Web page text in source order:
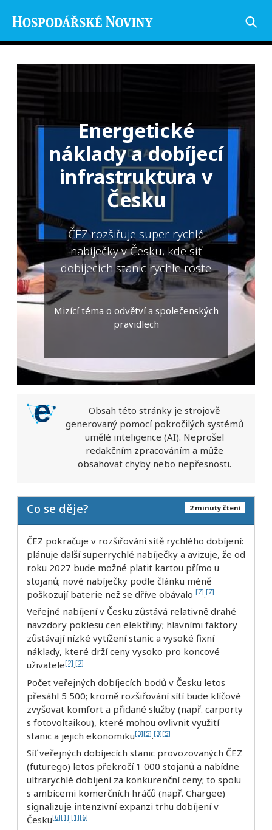
Energetické
náklady a dobíjecí
infrastruktura v
Česku
ČEZ rozšiřuje super rychlé
nabíječky v Česku, kde síť
dobíjecích stanic rychle roste
Mizící téma o odvětví a společenských
pravidlech
Obsah této stránky je strojově
generovaný pomocí pokročilých systémů
umělé inteligence (AI). Neprošel
redakčním zpracováním a může
obsahovat chyby nebo nepřesnosti.
2 minuty čtení
Co se děje?
ČEZ pokračuje v rozšiřování sítě rychlého dobíjení:
plánuje další superrychlé nabíječky a avizuje, že od
roku 2027 bude možné platit kartou přímo u
stojanů; nové nabíječky podle článku méně
poškozují baterie než se dříve obávalo [7].[7]
Veřejné nabíjení v Česku zůstává relativně drahé
navzdory poklesu cen elektřiny; hlavními faktory
zůstávají nízké vytížení stanic a vysoké fixní
náklady, které drží ceny vysoko pro koncové
uživatele[2].[2]
Počet veřejných dobíjecích bodů v Česku letos
přesáhl 5 500; kromě rozšiřování sítí bude klíčové
zvyšovat komfort a přidané služby (např. carporty
s fotovoltaikou), které mohou ovlivnit využití
stanic a jejich ekonomiku[3][5].[3][5]
Síť veřejných dobíjecích stanic provozovaných ČEZ
(futurego) letos překročí 1 000 stojanů a nabídne
ultrarychlé dobíjení za konkurenční ceny; to spolu
s ambicemi komerčních hráčů (např. Chargee)
signalizuje intenzivní expanzi trhu dobíjení v
Česku[6][1].[1][6]